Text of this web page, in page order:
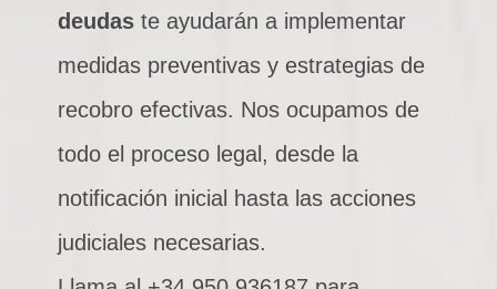
deudaste ayudarán a implementar
medidas preventivas y estrategias de
recobro efectivas. Nos ocupamos de
todo el proceso legal, desde la
notificación inicial hasta las acciones
judiciales necesarias.